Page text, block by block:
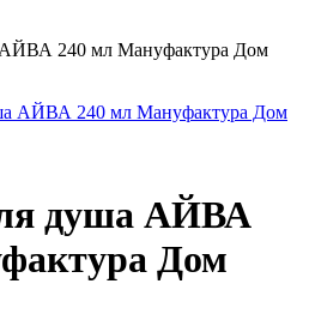
АЙВА 240 мл Мануфактура Дом
душа АЙВА
Дом